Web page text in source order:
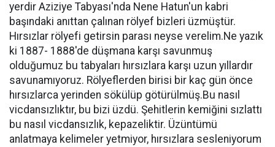
yerdir Aziziye Tabyası'nda Nene Hatun'un kabri
başındaki anıttan çalınan rölyef bizleri üzmüştür.
Hırsızlar rölyefi getirsin parası neyse verelim.Ne yazık
ki 1887- 1888'de düşmana karşı savunmuş
olduğumuz bu tabyaları hırsızlara karşı uzun yıllardır
savunamıyoruz. Rölyeflerden birisi bir kaç gün önce
hırsızlarca yerinden sökülüp götürülmüş.Bu nasıl
vicdansızlıktır, bu bizi üzdü. Şehitlerin kemiğini sızlattı
bu nasıl vicdansızlık, kepazeliktir. Üzüntümü
anlatmaya kelimeler yetmiyor, hırsızlara sesleniyorum